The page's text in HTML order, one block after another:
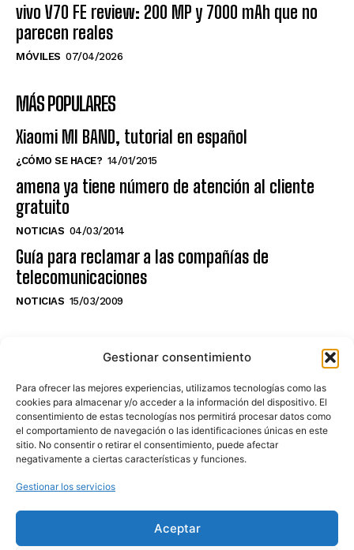
Gestionar consentimiento
Para ofrecer las mejores experiencias, utilizamos tecnologías como las
cookies para almacenar y/o acceder a la información del dispositivo. El
consentimiento de estas tecnologías nos permitirá procesar datos como
el comportamiento de navegación o las identificaciones únicas en este
sitio. No consentir o retirar el consentimiento, puede afectar
negativamente a ciertas características y funciones.
Gestionar los servicios
Aceptar
vivo V70 FE review: 200 MP y 7000 mAh que no
parecen reales
MÓVILES 07/04/2026
MÁS POPULARES
Xiaomi MI BAND, tutorial en español
¿CÓMO SE HACE? 14/01/2015
amena ya tiene número de atención al cliente
gratuito
NOTICIAS 04/03/2014
Guía para reclamar a las compañías de
telecomunicaciones
NOTICIAS 15/03/2009
NO TE PIERDAS LO ÚLTIMO DEL CANAL
Haz clic en «Estoy de acuerdo» para
activar Youtube
POLÍTICA DE COOKIES